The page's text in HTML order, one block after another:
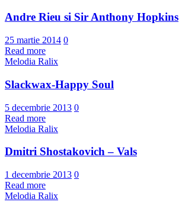
Andre Rieu si Sir Anthony Hopkins
25 martie 2014 0
Read more
Melodia Ralix
Slackwax-Happy Soul
5 decembrie 2013 0
Read more
Melodia Ralix
Dmitri Shostakovich – Vals
1 decembrie 2013 0
Read more
Melodia Ralix